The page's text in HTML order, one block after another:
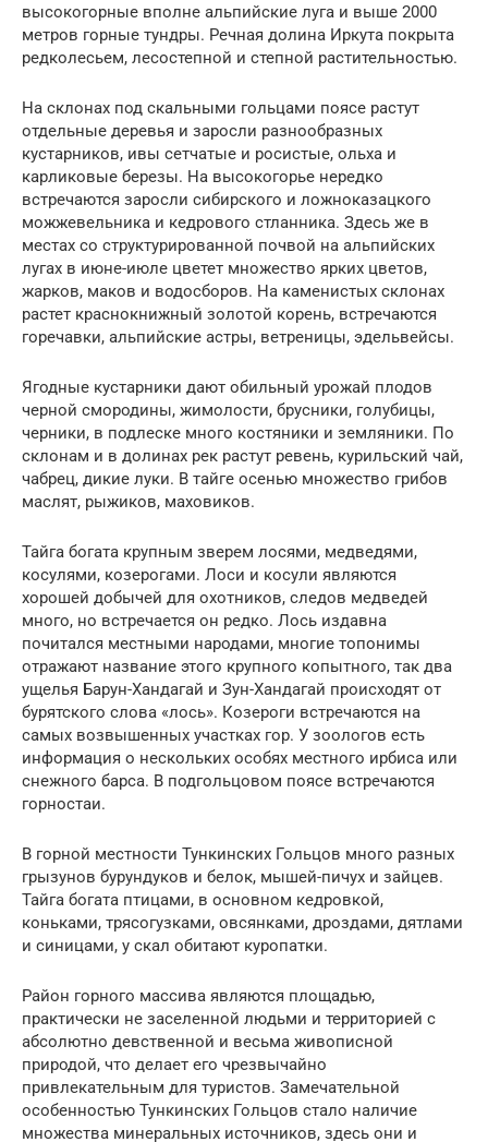
высокогорные вполне альпийские луга и выше 2000
метров горные тундры. Речная долина Иркута покрыта
редколесьем, лесостепной и степной растительностью.
На склонах под скальными гольцами поясе растут
отдельные деревья и заросли разнообразных
кустарников, ивы сетчатые и росистые, ольха и
карликовые березы. На высокогорье нередко
встречаются заросли сибирского и ложноказацкого
можжевельника и кедрового стланника. Здесь же в
местах со структурированной почвой на альпийских
лугах в июне-июле цветет множество ярких цветов,
жарков, маков и водосборов. На каменистых склонах
растет краснокнижный золотой корень, встречаются
горечавки, альпийские астры, ветреницы, эдельвейсы.
Ягодные кустарники дают обильный урожай плодов
черной смородины, жимолости, брусники, голубицы,
черники, в подлеске много костяники и земляники. По
склонам и в долинах рек растут ревень, курильский чай,
чабрец, дикие луки. В тайге осенью множество грибов
маслят, рыжиков, маховиков.
Тайга богата крупным зверем лосями, медведями,
косулями, козерогами. Лоси и косули являются
хорошей добычей для охотников, следов медведей
много, но встречается он редко. Лось издавна
почитался местными народами, многие топонимы
отражают название этого крупного копытного, так два
ущелья Барун-Хандагай и Зун-Хандагай происходят от
бурятского слова «лось». Козероги встречаются на
самых возвышенных участках гор. У зоологов есть
информация о нескольких особях местного ирбиса или
снежного барса. В подгольцовом поясе встречаются
горностаи.
В горной местности Тункинских Гольцов много разных
грызунов бурундуков и белок, мышей-пичух и зайцев.
Тайга богата птицами, в основном кедровкой,
коньками, трясогузками, овсянками, дроздами, дятлами
и синицами, у скал обитают куропатки.
Район горного массива являются площадью,
практически не заселенной людьми и территорией с
абсолютно девственной и весьма живописной
природой, что делает его чрезвычайно
привлекательным для туристов. Замечательной
особенностью Тункинских Гольцов стало наличие
множества минеральных источников, здесь они и